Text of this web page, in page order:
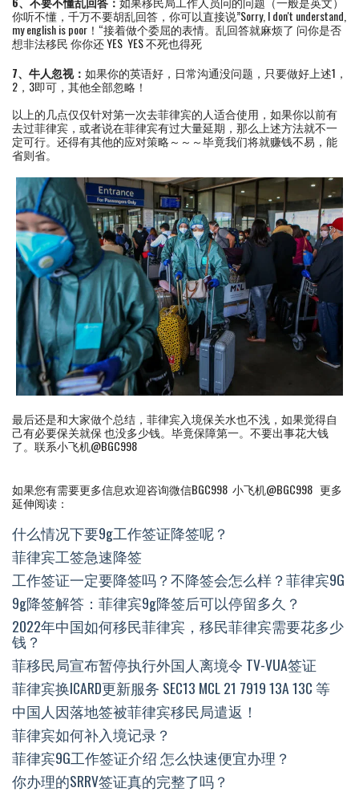
你听不懂，千万不要胡乱回答，你可以直接说”Sorry, I don't understand,
my english is poor！“接着做个委屈的表情。乱回答就麻烦了 问你是否
想非法移民 你你还 YES YES 不死也得死
7、牛人忽视： 如果你的英语好，日常沟通没问题，只要做好上述1，
2，3即可，其他全部忽略！
以上的几点仅仅针对第一次去菲律宾的人适合使用，如果你以前有
去过菲律宾，或者说在菲律宾有过大量延期，那么上述方法就不一
定可行。还得有其他的应对策略～～～毕竟我们将就赚钱不易，能
省则省。
最后还是和大家做个总结，菲律宾入境保关水也不浅，如果觉得自
己有必要保关就保 也没多少钱。毕竟保障第一。不要出事花大钱
了。联系小飞机@BGC998
如果您有需要更多信息欢迎咨询微信BGC998 小飞机@BGC998 更多
延伸阅读：
什么情况下要9g工作签证降签呢？
菲律宾工签急速降签
工作签证一定要降签吗？不降签会怎么样？菲律宾9G
9g降签解答：菲律宾9g降签后可以停留多久？
2022年中国如何移民菲律宾，移民菲律宾需要花多少
钱？
菲移民局宣布暂停执行外国人离境令 TV-VUA签证
菲律宾换ICARD更新服务 SEC13 MCL 21 7919 13A 13C 等
中国人因落地签被菲律宾移民局遣返！
菲律宾如何补入境记录？
菲律宾9G工作签证介绍 怎么快速便宜办理？
你办理的SRRV签证真的完整了吗？